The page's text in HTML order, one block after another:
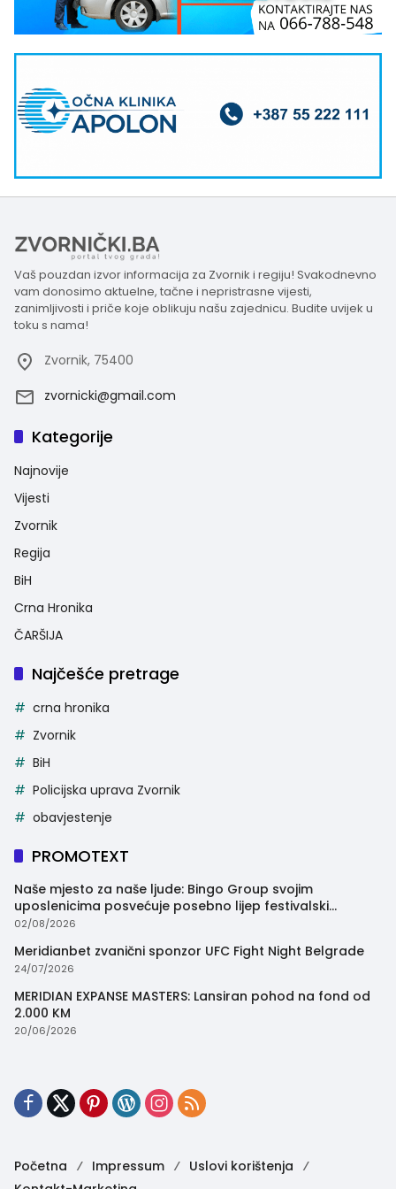
Vaš pouzdan izvor informacija za Zvornik i regiju! Svakodnevno
vam donosimo aktuelne, tačne i nepristrasne vijesti,
zanimljivosti i priče koje oblikuju našu zajednicu. Budite uvijek u
toku s nama!
Zvornik, 75400
zvornicki@gmail.com
Kategorije
Najnovije
Vijesti
Zvornik
Regija
BiH
Crna Hronika
ČARŠIJA
Najčešće pretrage
crna hronika
Zvornik
BiH
Policijska uprava Zvornik
obavjestenje
PROMOTEXT
Naše mjesto za naše ljude: Bingo Group svojim
uposlenicima posvećuje posebno lijep festivalski
trenutak
02/08/2026
Meridianbet zvanični sponzor UFC Fight Night Belgrade
24/07/2026
MERIDIAN EXPANSE MASTERS: Lansiran pohod na fond od
2.000 KM
20/06/2026
Početna Impressum
Uslovi korištenja